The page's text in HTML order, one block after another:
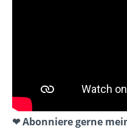
❤ Abonniere gerne